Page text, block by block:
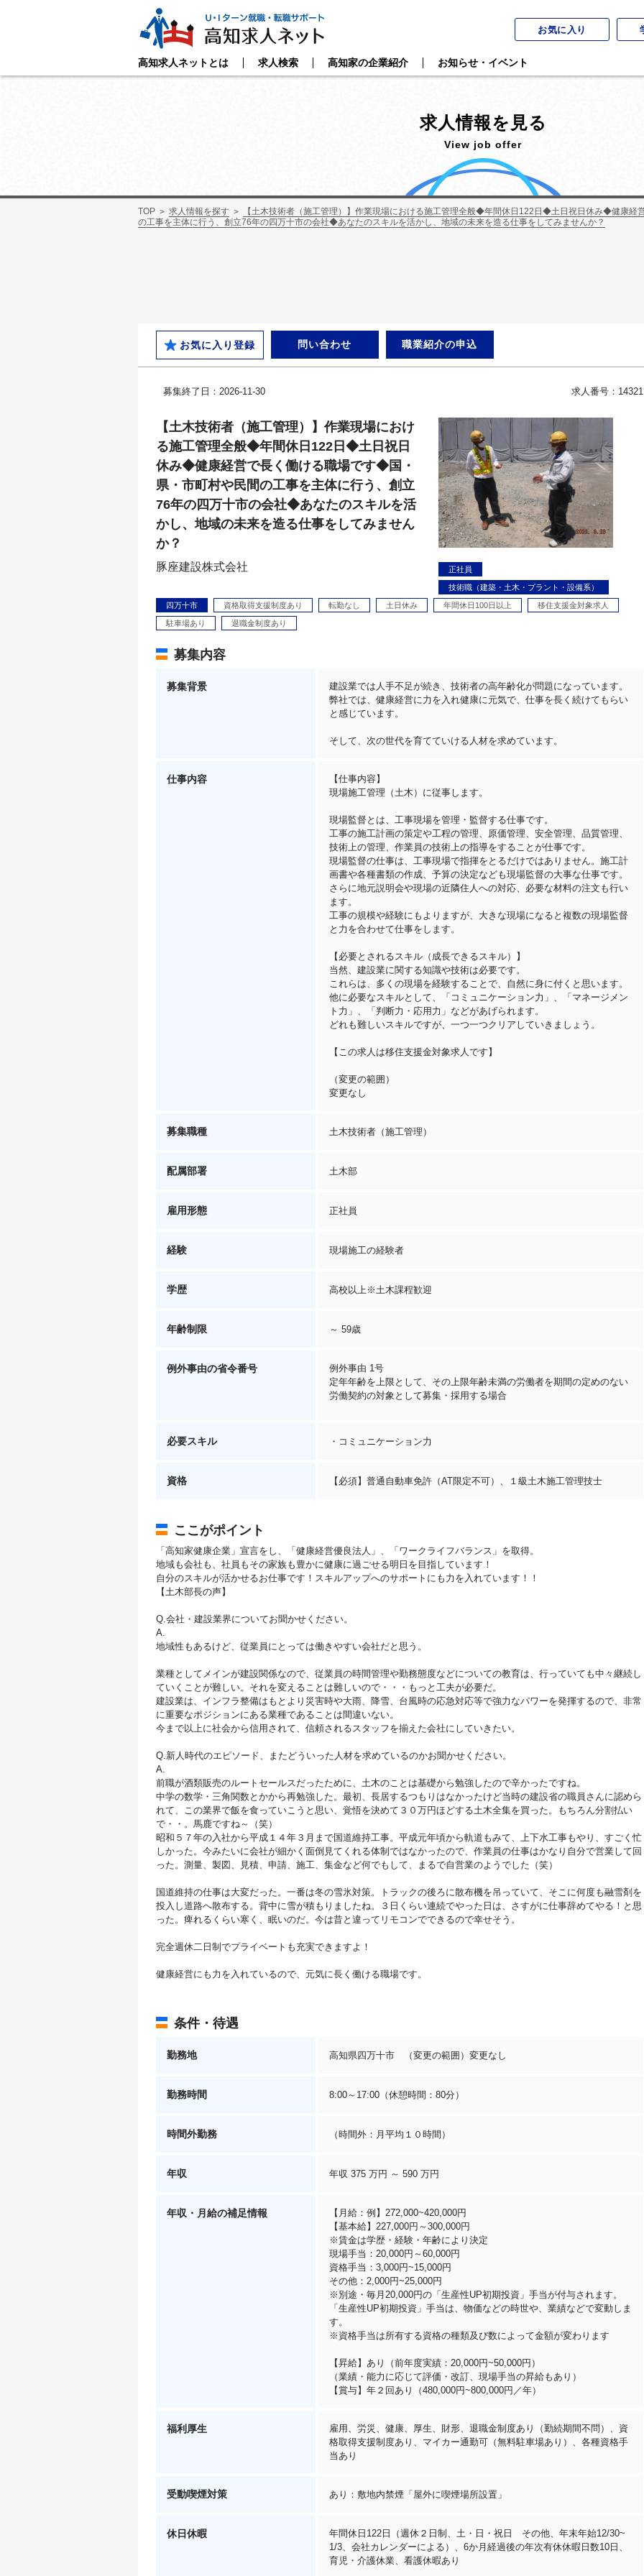
お気に入り
高知求人ネットとは 求人検索 高知家の企業紹介 お知らせ・イベント
求人情報を見る
View job offer
TOP 求人情報を探す
【土木技術者（施工管理）】作業現場における施工管理全般◆年間休日122日◆土日祝日休み◆健康経
の工事を主体に行う、創立76年の四万十市の会社◆あなたのスキルを活かし、地域の未来を造る仕事をしてみませんか？
お気に入り登録 問い合わせ 職業紹介の申込
募集終了日：2026-11-30 求人番号：14321
【土木技術者（施工管理）】作業現場におけ
る施工管理全般◆年間休日122日◆土日祝日
休み◆健康経営で長く働ける職場です◆国・
県・市町村や民間の工事を主体に行う、創立
76年の四万十市の会社◆あなたのスキルを活
かし、地域の未来を造る仕事をしてみません
か？
豚座建設株式会社 正社員
技術職（建築・土木・プラント・設備系）
四万十市 資格取得支援制度あり 転勤なし 土日休み 年間休日100日以上 移住支援金対象求人
駐車場あり 退職金制度あり
募集内容
募集背景
建設業では人手不足が続き、技術者の高年齢化が問題になっています。
弊社では、健康経営に力を入れ健康に元気で、仕事を長く続けてもらい
と感じています。
そして、次の世代を育てていける人材を求めています。
仕事内容
【仕事内容】
現場施工管理（土木）に従事します。
現場監督とは、工事現場を管理・監督する仕事です。
工事の施工計画の策定や工程の管理、原価管理、安全管理、品質管理、
技術上の管理、作業員の技術上の指導をすることが仕事です。
現場監督の仕事は、工事現場で指揮をとるだけではありません。施工計
画書や各種書類の作成、予算の決定なども現場監督の大事な仕事です。
さらに地元説明会や現場の近隣住人への対応、必要な材料の注文も行い
ます。
工事の規模や経験にもよりますが、大きな現場になると複数の現場監督
と力を合わせて仕事をします。
【必要とされるスキル（成長できるスキル）】
当然、建設業に関する知識や技術は必要です。
これらは、多くの現場を経験することで、自然に身に付くと思います。
他に必要なスキルとして、「コミュニケーション力」、「マネージメン
ト力」、「判断力・応用力」などがあげられます。
どれも難しいスキルですが、一つ一つクリアしていきましょう。
【この求人は移住支援金対象求人です】
（変更の範囲）
変更なし
募集職種 土木技術者（施工管理）
配属部署 土木部
雇用形態 正社員
経験 現場施工の経験者
学歴 高校以上※土木課程歓迎
年齢制限 ～ 59歳
例外事由の省令番号
例外事由 1号
定年年齢を上限として、その上限年齢未満の労働者を期間の定めのない
労働契約の対象として募集・採用する場合
必要スキル ・コミュニケーション力
資格 【必須】普通自動車免許（AT限定不可）、１級土木施工管理技士
ここがポイント
「高知家健康企業」宣言をし、「健康経営優良法人」、「ワークライフバランス」を取得。
地域も会社も、社員もその家族も豊かに健康に過ごせる明日を目指しています！
自分のスキルが活かせるお仕事です！スキルアップへのサポートにも力を入れています！！
【土木部長の声】
Q.会社・建設業界についてお聞かせください。
A.
地域性もあるけど、従業員にとっては働きやすい会社だと思う。
業種としてメインが建設関係なので、従業員の時間管理や勤務態度などについての教育は、行っていても中々継続し
ていくことが難しい。それを変えることは難しいので・・・もっと工夫が必要だ。
建設業は、インフラ整備はもとより災害時や大雨、降雪、台風時の応急対応等で強力なパワーを発揮するので、非常
に重要なポジションにある業種であることは間違いない。
今まで以上に社会から信用されて、信頼されるスタッフを揃えた会社にしていきたい。
Q.新人時代のエピソード、またどういった人材を求めているのかお聞かせください。
A.
前職が酒類販売のルートセールスだったために、土木のことは基礎から勉強したので辛かったですね。
中学の数学・三角関数とかから再勉強した。最初、長居するつもりはなかったけど当時の建設省の職員さんに認めら
れて、この業界で飯を食っていこうと思い、覚悟を決めて３０万円ほどする土木全集を買った。もちろん分割払い
で・・。馬鹿ですね～（笑）
昭和５７年の入社から平成１４年３月まで国道維持工事。平成元年頃から軌道もみて、上下水工事もやり、すごく忙
しかった。今みたいに会社が細かく面倒見てくれる体制ではなかったので、作業員の仕事はかなり自分で営業して回
った。測量、製図、見積、申請、施工、集金など何でもして、まるで自営業のようでした（笑）
国道維持の仕事は大変だった。一番は冬の雪氷対策。トラックの後ろに散布機を吊っていて、そこに何度も融雪剤を
投入し道路へ散布する。背中に雪が積もりましたね。３日くらい連続でやった日は、さすがに仕事辞めてやる！と思
った。痺れるくらい寒く、眠いのだ。今は昔と違ってリモコンでできるので幸せそう。
完全週休二日制でプライベートも充実できますよ！
健康経営にも力を入れているので、元気に長く働ける職場です。
条件・待遇
勤務地 高知県四万十市 （変更の範囲）変更なし
勤務時間 8:00～17:00（休憩時間：80分）
時間外勤務 （時間外：月平均１０時間）
年収 年収 375 万円 ～ 590 万円
年収・月給の補足情報
【月給：例】272,000~420,000円
【基本給】227,000円～300,000円
※賃金は学歴・経験・年齢により決定
現場手当：20,000円～60,000円
資格手当：3,000円~15,000円
その他：2,000円~25,000円
※別途・毎月20,000円の「生産性UP初期投資」手当が付与されます。
「生産性UP初期投資」手当は、物価などの時世や、業績などで変動しま
す。
※資格手当は所有する資格の種類及び数によって金額が変わります
【昇給】あり（前年度実績：20,000円~50,000円）
（業績・能力に応じて評価・改訂、現場手当の昇給もあり）
【賞与】年２回あり（480,000円~800,000円／年）
福利厚生
雇用、労災、健康、厚生、財形、退職金制度あり（勤続期間不問）、資
格取得支援制度あり、マイカー通勤可（無料駐車場あり）、各種資格手
当あり
受動喫煙対策 あり：敷地内禁煙「屋外に喫煙場所設置」
休日休暇
年間休日122日（週休２日制、土・日・祝日 その他、年末年始12/30~
1/3、会社カレンダーによる）、6か月経過後の年次有休休暇日数10日、
育児・介護休業、看護休暇あり